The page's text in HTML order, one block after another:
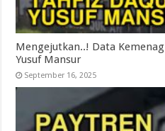
Mengejutkan..! Data
Yusuf Mansur
September 16, 2025